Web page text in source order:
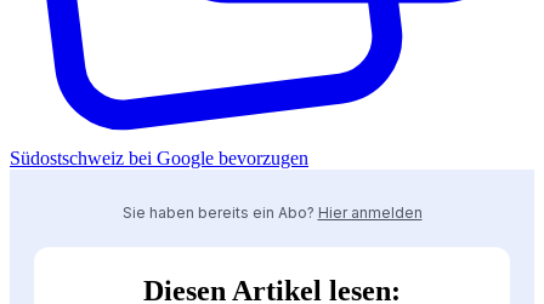
Südostschweiz bei Google bevorzugen